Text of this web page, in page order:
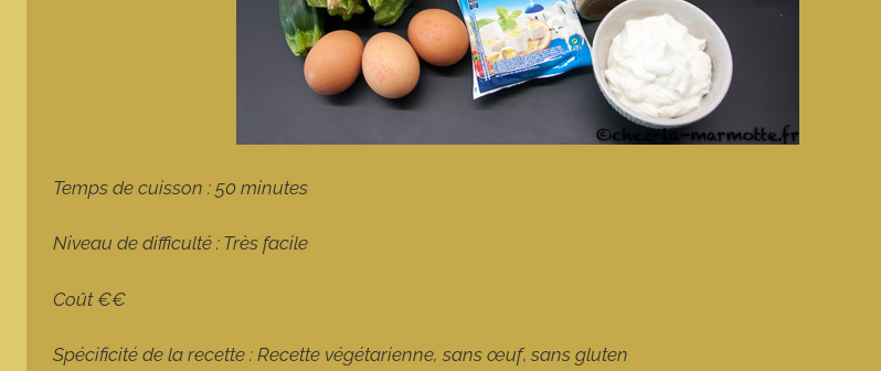
Temps de cuisson : 50 minutes
Niveau de difficulté : Très facile
Coût €€
Spécificité de la recette : Recette végétarienne, sans œuf, sans gluten